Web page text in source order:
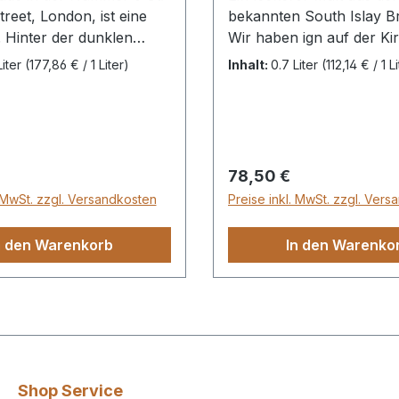
London, ist eine
Hinter der dunklen
den fünf hohen
kann auf eine
Firmengeschichte
Und: Auf eine über
gereifte
dem Gebiet der
beweist
Single-Cask-
(177,86 € / 1 Liter)
zzgl. Versandkosten
den Warenkorb
bekannten South Islay
Wir haben ign auf der
Hausmesse probiert und
Inhalt: 0.7 Liter (112,14 € / 1
Regulärer Preis:
78,50 €
Preise inkl. MwSt. zzgl.
In den
Shop Service